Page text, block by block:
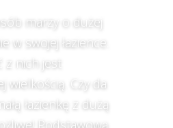
marzy o dużej
w swojej łazience.
z nich jest
wielkością. Czy da
łazienkę z dużą
Podstawową